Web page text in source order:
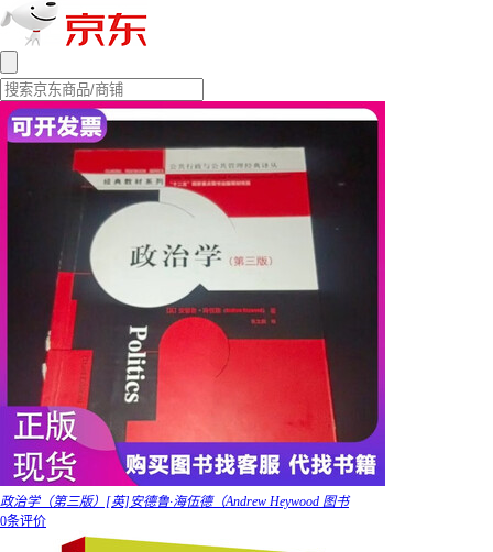
政治学（第三版）[英]安德鲁·海伍德（Andrew Heywood 图书
0条评价